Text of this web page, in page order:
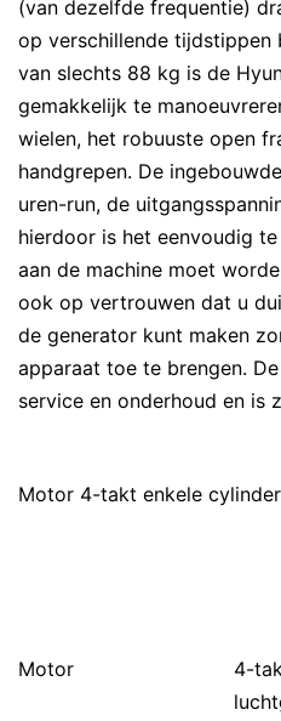
(van dezelfde frequentie)
op verschillende tijdstippen
van slechts 88 kg is de
gemakkelijk te
wielen, het robuuste open
handgrepen. De
uren-run, de
hierdoor is het eenvoudig
aan de machine moet
ook op vertrouwen dat u
de generator kunt maken
apparaat toe te brengen.
service en onderhoud en is
Motor 4-takt enkele
Motor
4-